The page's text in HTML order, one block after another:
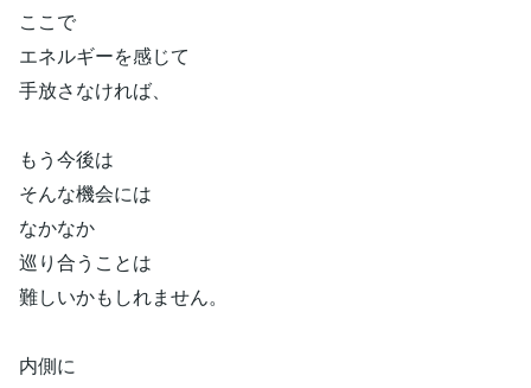
ここで
エネルギーを感じて
手放さなければ、
もう今後は
そんな機会には
なかなか
巡り合うことは
難しいかもしれません。
内側に